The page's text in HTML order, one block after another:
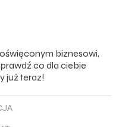
biznesowi,
co dla ciebie
już teraz!